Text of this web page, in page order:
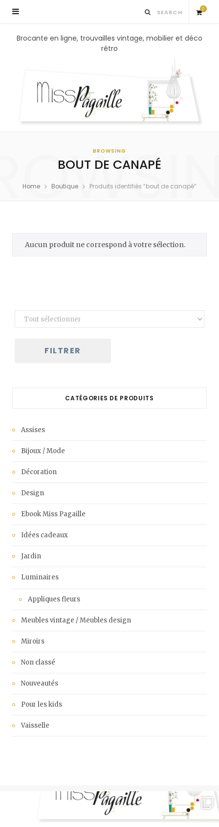
0
S
p
Brocante en ligne, trouvailles vintage, mobilier et déco
rétro
BROWSING
BOUT DE CANAPÉ
Home Boutique Produits identifiés “bout de canapé”
Aucun produit ne correspond à votre sélection.
FILTRER
CATÉGORIES DE PRODUITS
Assises
Bijoux / Mode
Décoration
Design
Ebook Miss Pagaille
Idées cadeaux
Jardin
Luminaires
Appliques fleurs
Meubles vintage / Meubles design
Miroirs
Non classé
Nouveautés
Pour les kids
Vaisselle